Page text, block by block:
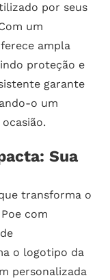
por seus
um
ampla
proteção e
garante
o um
Sua
transforma o
com
o logotipo da
personalizada